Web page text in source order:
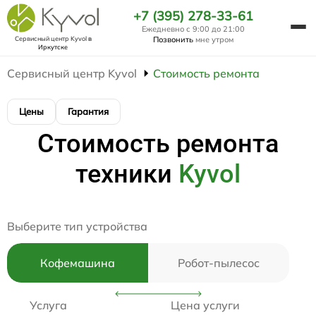
Сервисный центр Kyvolв
Иркутске
+7 (395) 278-33-61
Ежедневно с 9:00 до 21:00
Позвонить мне утром
Сервисный центр Kyvol Стоимость ремонта
Цены Гарантия
Стоимость ремонта
техники Kyvol
Выберите тип устройства
Кофемашина Робот-пылесос
Услуга Цена услуги